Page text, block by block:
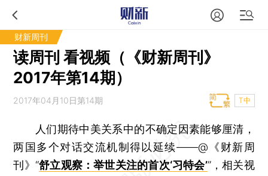
财新周刊
读周刊 看视频（《财新周刊》
2017年第14期）
2017年04月10日第14期 T中
人们期待中美关系中的不确定因素能够厘清，
两国多个对话交流机制得以延续——@《财新周
刊》“舒立观察：举世关注的首次‘习特会’”，相关视